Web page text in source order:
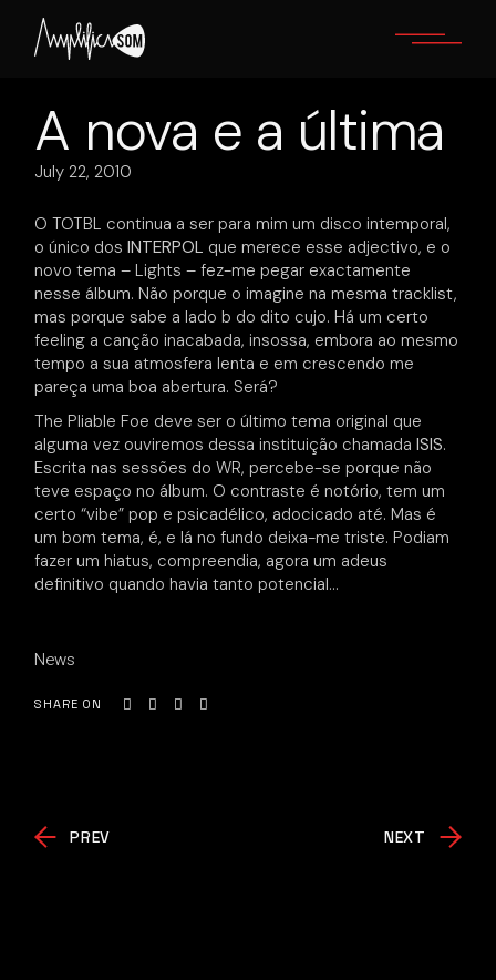
content
A nova e a última
July 22, 2010
O TOTBL continua a ser para mim um disco intemporal,
o único dosINTERPOL que merece esse adjectivo, e o
novo tema – Lights – fez-me pegar exactamente
nesse álbum. Não porque o imagine na mesma tracklist,
mas porque sabe a lado b do dito cujo. Há um certo
feeling a canção inacabada, insossa, embora ao mesmo
tempo a sua atmosfera lenta e em crescendo me
pareça uma boa abertura. Será?
The Pliable Foe deve ser o último tema original que
alguma vez ouviremos dessa instituição chamadaISIS.
Escrita nas sessões do WR, percebe-se porque não
teve espaço no álbum. O contraste é notório, tem um
certo “vibe” pop e psicadélico, adocicado até. Mas é
um bom tema, é, e lá no fundo deixa-me triste. Podiam
fazer um hiatus, compreendia, agora um adeus
definitivo quando havia tanto potencial…
News
SHARE ON
PREV NEXT